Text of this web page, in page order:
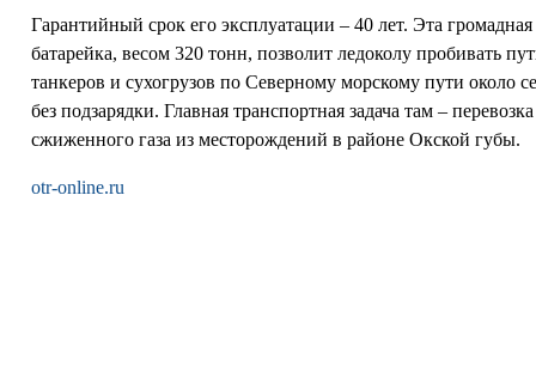
Гарантийный срок его эксплуатации – 40 лет. Эта громадная
батарейка, весом 320 тонн, позволит ледоколу пробивать
танкеров и сухогрузов по Северному морскому пути около
без подзарядки. Главная транспортная задача там – перевозка
сжиженного газа из месторождений в районе Окской губы.
otr-online.ru